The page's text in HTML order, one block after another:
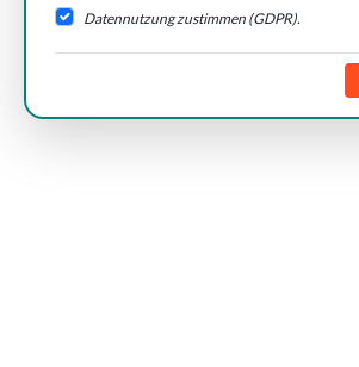
Datennutzung zustimmen (GDPR).